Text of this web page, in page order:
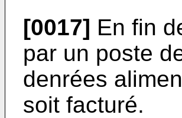
[0017] En fin
par un poste
denrées
soit facturé.